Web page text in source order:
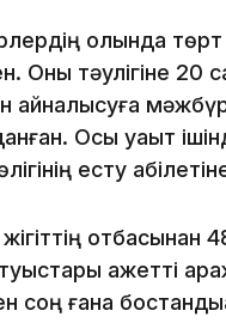
қолында
Оны тәулігіне
айналысуға
Осы уақыт
есту
қажетті
соң ғана